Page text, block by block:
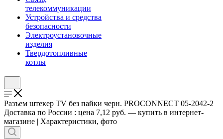
телекоммуникации
Устройства и средства
безопасности
Электроустановочные
изделия
Твердотопливные
котлы
Разъем штекер TV без пайки черн. PROCONNECT 05-2042-2
Доставка по России : цена 7,12 руб. — купить в интернет-
магазине | Характеристики, фото